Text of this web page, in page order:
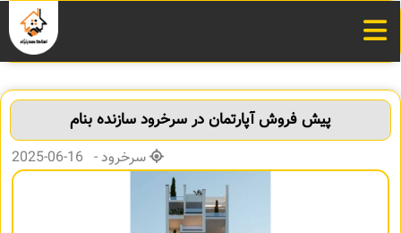
پیش فروش آپارتمان در سرخرود سازنده بنام
سرخرود - 16-06-2025